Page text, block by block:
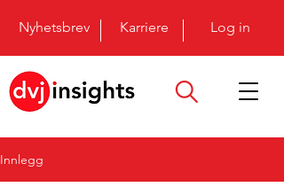
Nyhetsbrev Karriere Log in
Innlegg